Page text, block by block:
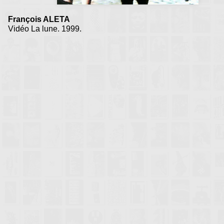
François ALETA
Vidéo La lune. 1999.